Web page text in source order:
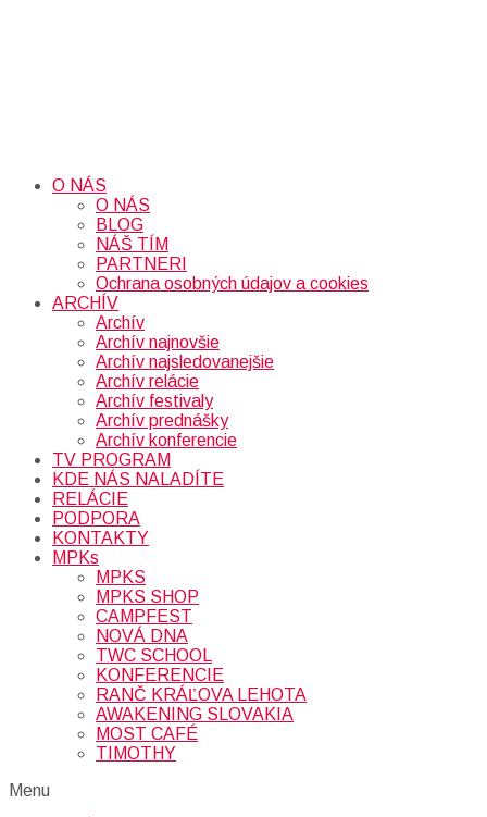
O NÁS
O NÁS
BLOG
NÁŠ TÍM
PARTNERI
Ochrana osobných údajov a cookies
ARCHÍV
Archív
Archív najnovšie
Archív najsledovanejšie
Archív relácie
Archív festivaly
Archív prednášky
Archív konferencie
TV PROGRAM
KDE NÁS NALADÍTE
RELÁCIE
PODPORA
KONTAKTY
MPKs
MPKS
MPKS SHOP
CAMPFEST
NOVÁ DNA
TWC SCHOOL
KONFERENCIE
RANČ KRÁĽOVA LEHOTA
AWAKENING SLOVAKIA
MOST CAFÉ
TIMOTHY
Menu